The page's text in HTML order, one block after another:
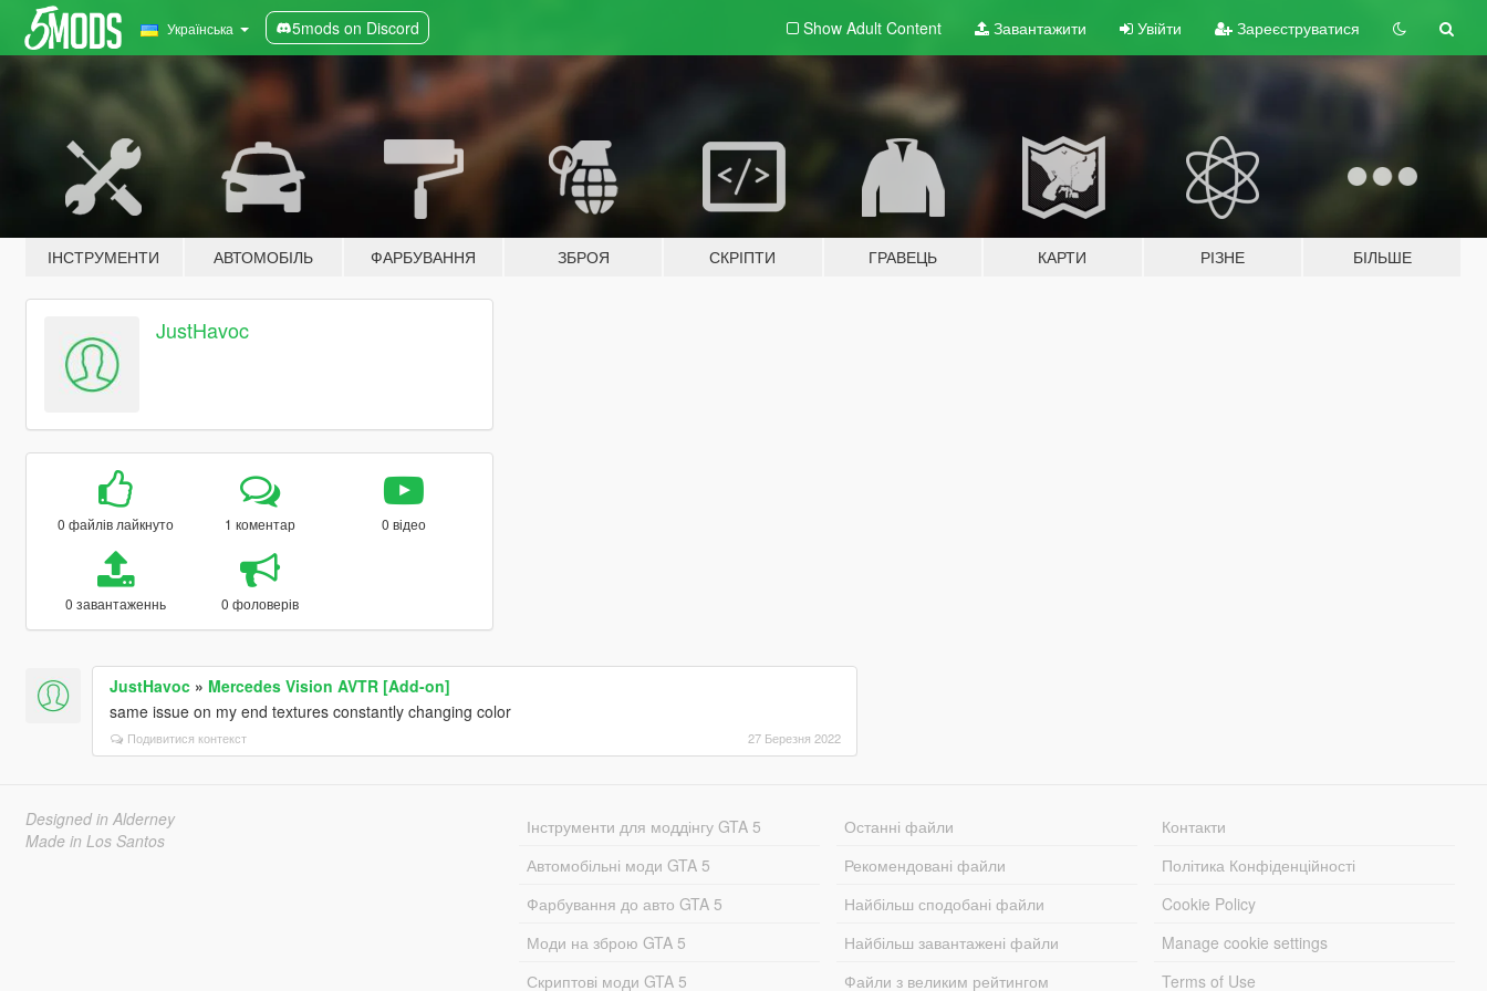
Українська 5mods on Discord Show Adult Content Завантажити Увійти Зареєструватися
ІНСТРУМЕНТИ АВТОМОБІЛЬ ФАРБУВАННЯ ЗБРОЯ СКРІПТИ ГРАВЕЦЬ КАРТИ РІЗНЕ БІЛЬШЕ
JustHavoc
0 файлів лайкнуто 1 коментар 0 відео
0 завантаженнь 0 фоловерів
JustHavoc» Mercedes Vision AVTR [Add-on]
same issue on my end textures constantly changing color
Подивитися контекст 27 Березня 2022
Designed in Alderney
Made in Los Santos
Інструменти для моддінгу GTA 5
Автомобільні моди GTA 5
Фарбування до авто GTA 5
Моди на зброю GTA 5
Скриптові моди GTA 5
Останні файли
Рекомендовані файли
Найбільш сподобані файли
Найбільш завантажені файли
Файли з великим рейтингом
Контакти
Політика Конфіденційності
Cookie Policy
Manage cookie settings
Terms of Use